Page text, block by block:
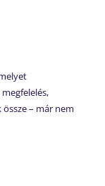
össze – már nem